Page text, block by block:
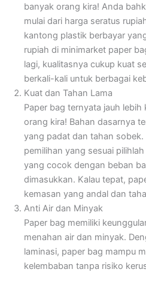
banyak orang kira! Anda
mulai dari harga seratus
kantong plastik berbayar
rupiah di minimarket paper
lagi, kualitasnya cukup kuat
berkali-kali untuk berbagai
Kuat dan Tahan Lama
Paper bag ternyata jauh
orang kira! Bahan dasarnya
yang padat dan tahan sobek.
pemilihan yang sesuai
yang cocok dengan beban
dimasukkan. Kalau tepat,
kemasan yang andal dan
Anti Air dan Minyak
Paper bag memiliki
menahan air dan minyak.
laminasi, paper bag mampu
kelembaban tanpa risiko